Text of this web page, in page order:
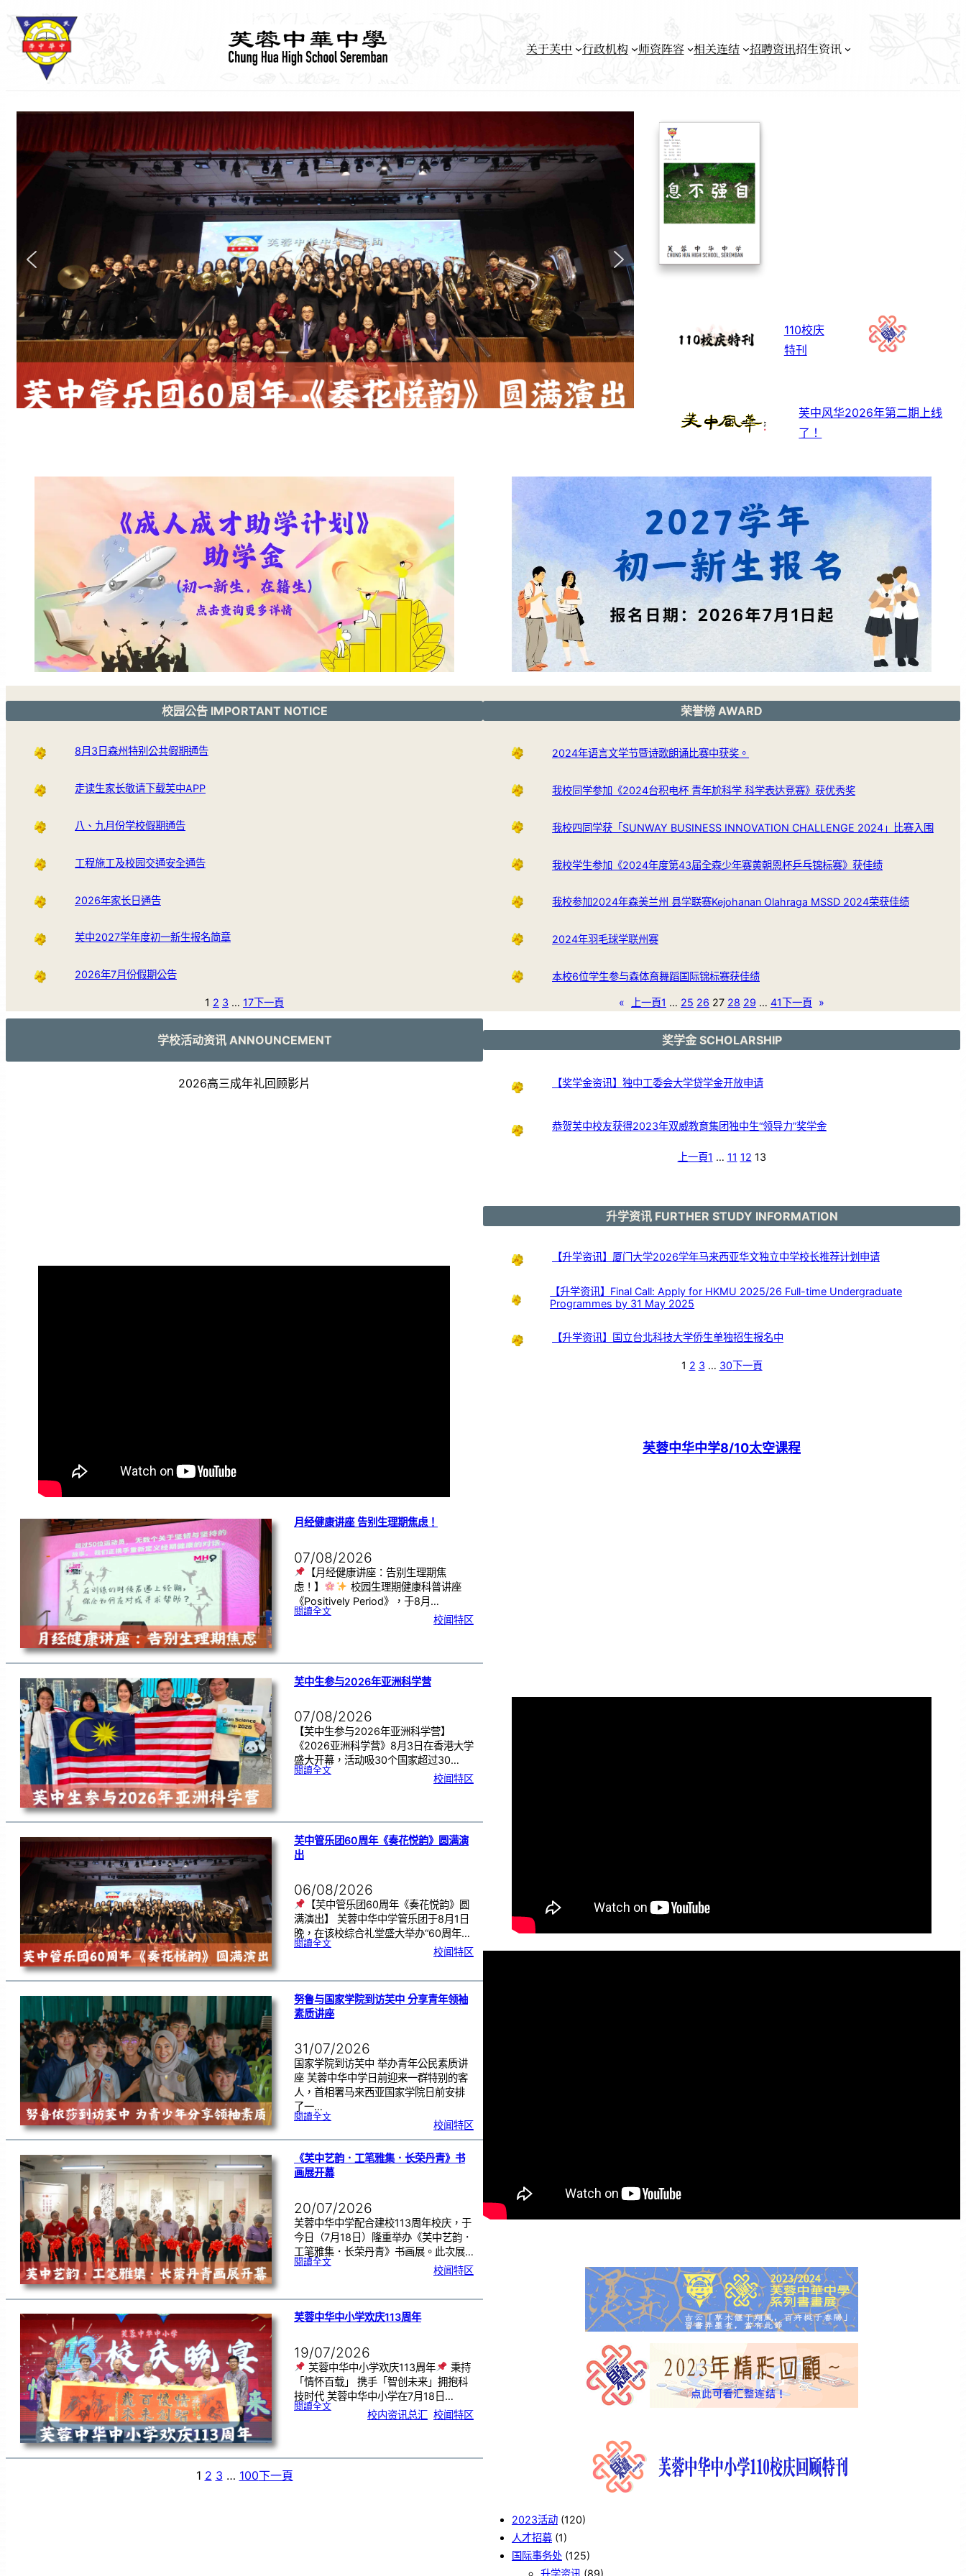
关于芙中 行政机构 师资阵容 相关连结 招聘资讯招生资讯
110校庆
特刊
芙中风华2026年第二期上线
了！
校园公告 IMPORTANT NOTICE
8月3日森州特别公共假期通告
走读生家长敬请下载芙中APP
八、九月份学校假期通告
工程施工及校园交通安全通告
2026年家长日通告
芙中2027学年度初一新生报名简章
2026年7月份假期公告
1 2 3 … 17下一頁
荣誉榜 AWARD
2024年语言文学节暨诗歌朗诵比赛中获奖。
我校同学参加《2024台积电杯 青年尬科学 科学表达竞赛》获优秀奖
我校四同学获「SUNWAY BUSINESS INNOVATION CHALLENGE 2024」比赛入围
我校学生参加《2024年度第43届全森少年赛黄朝恩杯乒乓锦标赛》获佳绩
我校参加2024年森美兰州 县学联赛Kejohanan Olahraga MSSD 2024荣获佳绩
2024年羽毛球学联州赛
本校6位学生参与森体育舞蹈国际锦标赛获佳绩
« 上一頁1 … 25 26 27 28 29 … 41下一頁 »
学校活动资讯 ANNOUNCEMENT
2026高三成年礼回顾影片
月经健康讲座 告别生理期焦虑！
07/08/2026
【月经健康讲座：告别生理期焦
虑！】
校园生理期健康科普讲座
《Positively Period》，于8月…
閱讀全文:月
理
期
虑
！
校闻特区
芙中生参与2026年亚洲科学营
07/08/2026
【芙中生参与2026年亚洲科学营】
《2026亚洲科学营》8月3日在香港大学
盛大开幕，活动吸30个国家超过30…
閱讀全文:芙
年
亚
科
学
营
校闻特区
芙中管乐团60周年《奏花悦韵》圆满演
出
06/08/2026
【芙中管乐团60周年《奏花悦韵》圆
满演出】 芙蓉中华中学管乐团于8月1日
晚，在该校综合礼堂盛大举办“60周年…
閱讀全文:芙
0
周
《
奏
花
悦
韵
》
校闻特区
努鲁与国家学院到访芙中 分享青年领袖
素质讲座
31/07/2026
国家学院到访芙中 举办青年公民素质讲
座 芙蓉中华中学日前迎来一群特别的客
人，首相署马来西亚国家学院日前安排
了一…
閱讀全文:努
家
院
到
访
芙
中
分
享
袖
素
质
讲
座
校闻特区
《芙中艺韵．工笔雅集．长荣丹青》书
画展开幕
20/07/2026
芙蓉中华中学配合建校113周年校庆，于
今日（7月18日）隆重举办《芙中艺韵．
工笔雅集．长荣丹青》书画展。此次展…
閱讀全文:《
笔
集
．
长
荣
书
画
展
开
幕
校闻特区
芙蓉中华中小学欢庆113周年
19/07/2026
芙蓉中华中小学欢庆113周年
秉持
「情怀百载」 携手「智创未来」拥抱科
技时代 芙蓉中华中小学在7月18日…
閱讀全文:芙
1
1
校内资讯总汇 校闻特区
1 2 3 … 100下一頁
奖学金 SCHOLARSHIP
【奖学金资讯】独中工委会大学贷学金开放申请
恭贺芙中校友获得2023年双威教育集团独中生“领导力”奖学金
上一頁1 … 11 12 13
升学资讯 FURTHER STUDY INFORMATION
【升学资讯】厦门大学2026学年马来西亚华文独立中学校长推荐计划申请
【升学资讯】Final Call: Apply for HKMU 2025/26 Full-time Undergraduate
Programmes by 31 May 2025
【升学资讯】国立台北科技大学侨生单独招生报名中
1 2 3 … 30下一頁
芙蓉中华中学8/10太空课程
2023活动 (120)
人才招募 (1)
国际事务处 (125)
升学资讯 (89)